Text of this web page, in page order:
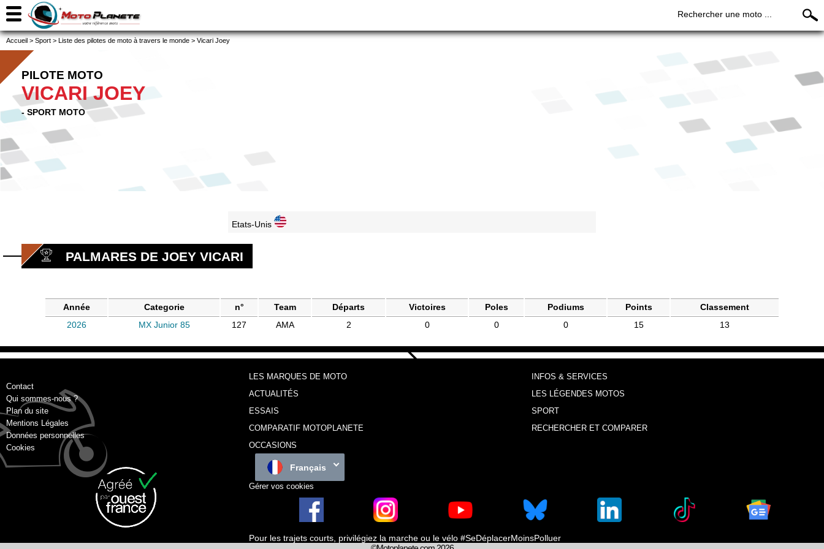
Rechercher une moto ...
Accueil > Sport > Liste des pilotes de moto à travers le monde > Vicari Joey
PILOTE MOTO
VICARI JOEY
- SPORT MOTO
Etats-Unis
PALMARES DE JOEY VICARI
Année Categorie n° Team Départs Victoires Poles Podiums Points
Classement
2026
MX Junior 85 127 AMA 2 0 0 0 15 13
Contact
Qui sommes-nous ?
Plan du site
Mentions Légales
Données personnelles
Cookies
LES MARQUES DE MOTO
INFOS & SERVICES
ACTUALITÉS
LES LÉGENDES MOTOS
ESSAIS
SPORT
COMPARATIF MOTOPLANETE
RECHERCHER ET COMPARER
OCCASIONS
Français
Gérer vos cookies
Pour les trajets courts, privilégiez la marche ou le vélo #SeDéplacerMoinsPolluer